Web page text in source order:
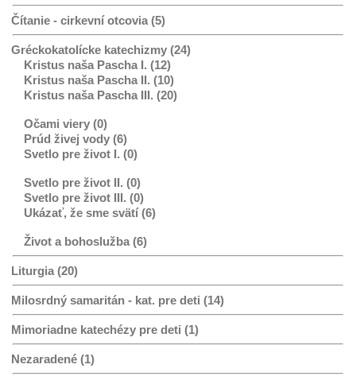
Čítanie - cirkevní otcovia (5)
Gréckokatolícke katechizmy (24)
Kristus naša Pascha I. (12)
Kristus naša Pascha II. (10)
Kristus naša Pascha III. (20)
Očami viery (0)
Prúd živej vody (6)
Svetlo pre život I. (0)
Svetlo pre život II. (0)
Svetlo pre život III. (0)
Ukázať, že sme svätí (6)
Život a bohoslužba (6)
Liturgia (20)
Milosrdný samaritán - kat. pre deti (14)
Mimoriadne katechézy pre deti (1)
Nezaradené (1)